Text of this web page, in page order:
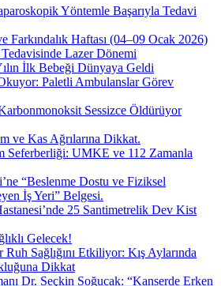
Yöntemle Başarıyla Tedavi
Farkındalık Haftası (04–09 Ocak 2026)
Tedavisinde Lazer Dönemi
İlk Bebeği Dünyaya Geldi
Paletli Ambulanslar Görev
Sessizce Öldürüyor
ve Kas Ağrılarına Dikkat.
Seferberliği: UMKE ve 112 Zamanla
“Beslenme Dostu ve Fiziksel
İş Yeri” Belgesi.
25 Santimetrelik Dev Kist
Gelecek!
Sağlığını Etkiliyor: Kış Aylarında
Dikkat
Dr. Seçkin Soğucak: “Kanserde Erken